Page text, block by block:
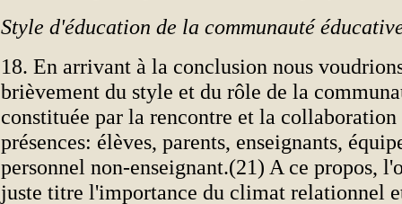
Style d'éducation de la communauté
18. En arrivant à la conclusion nous
brièvement du style et du rôle de la
constituée par la rencontre et la
présences: élèves, parents, enseignants,
personnel non-enseignant.(21) A ce propos,
juste titre l'importance du climat relationnel